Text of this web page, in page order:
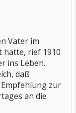
Vater im
hatte, rief 1910
ins Leben.
daß
zur
an die